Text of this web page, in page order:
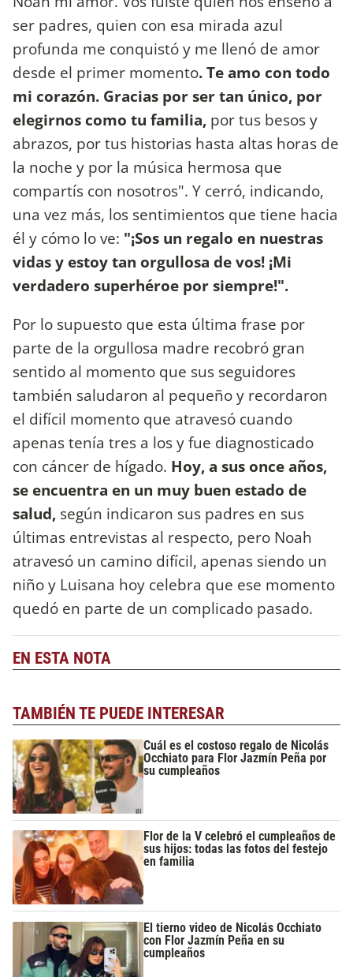
ser padres, quien con esa mirada azul
profunda me conquistó y me llenó de amor
desde el primer momento. Te amo con todo
mi corazón. Gracias por ser tan único, por
elegirnos como tu familia, por tus besos y
abrazos, por tus historias hasta altas horas de
la noche y por la música hermosa que
compartís con nosotros". Y cerró, indicando,
una vez más, los sentimientos que tiene hacia
él y cómo lo ve: "¡Sos un regalo en nuestras
vidas y estoy tan orgullosa de vos! ¡Mi
verdadero superhéroe por siempre!".
Por lo supuesto que esta última frase por
parte de la orgullosa madre recobró gran
sentido al momento que sus seguidores
también saludaron al pequeño y recordaron
el difícil momento que atravesó cuando
apenas tenía tres a los y fue diagnosticado
con cáncer de hígado. Hoy, a sus once años,
se encuentra en un muy buen estado de
salud, según indicaron sus padres en sus
últimas entrevistas al respecto, pero Noah
atravesó un camino difícil, apenas siendo un
niño y Luisana hoy celebra que ese momento
quedó en parte de un complicado pasado.
EN ESTA NOTA
TAMBIÉN TE PUEDE INTERESAR
Cuál es el costoso regalo de Nicolás
Occhiato para Flor Jazmín Peña por
su cumpleaños
Flor de la V celebró el cumpleaños de
sus hijos: todas las fotos del festejo
en familia
El tierno video de Nicolás Occhiato
con Flor Jazmín Peña en su
cumpleaños